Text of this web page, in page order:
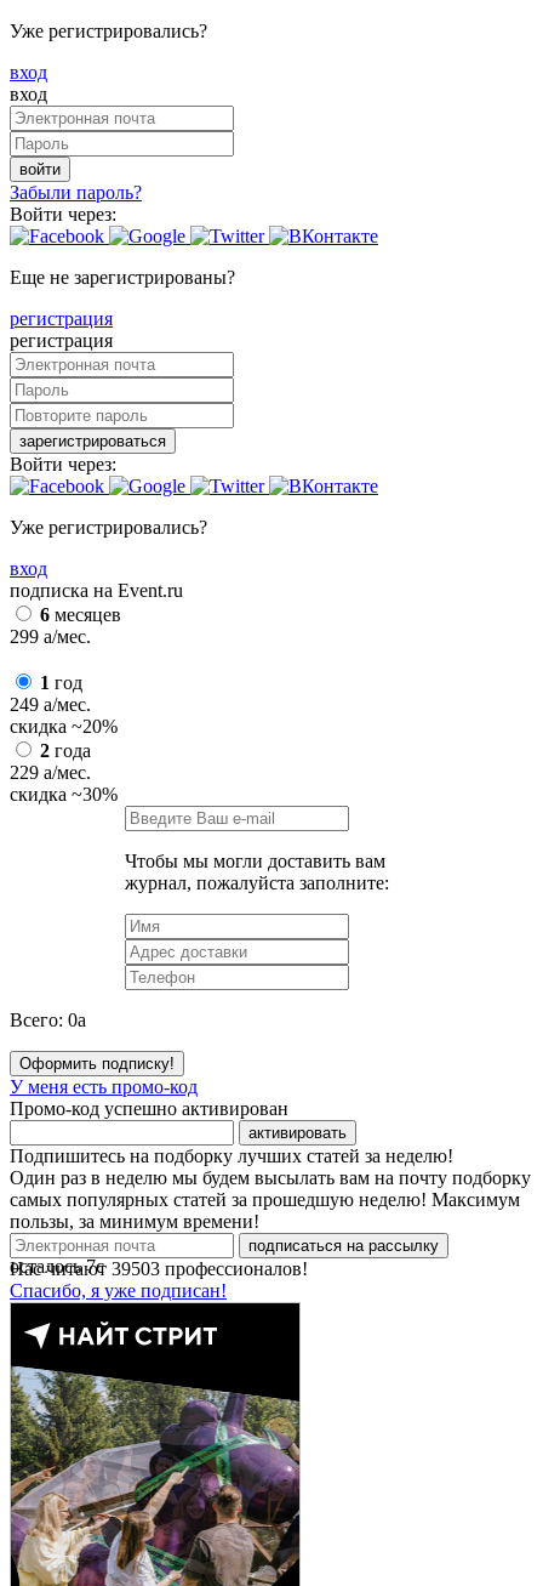
Уже регистрировались?
вход
вход
войти
Забыли пароль?
Войти через:
Еще не зарегистрированы?
регистрация
регистрация
зарегистрироваться
Войти через:
Уже регистрировались?
вход
подписка на Event.ru
6 месяцев
299 a/мес.
1 год
249 a/мес.
скидка ~20%
2 года
229 a/мес.
скидка ~30%
Чтобы мы могли доставить вам
журнал, пожалуйста заполните:
Всего: 0a
Оформить подписку!
У меня есть промо-код
Промо-код успешно активирован
активировать
Подпишитесь на подборку лучших статей за неделю!
Один раз в неделю мы будем высылать вам на почту подборку
самых популярных статей за прошедшую неделю! Максимум
пользы, за минимум времени!
подписаться на рассылку
Нас читают 39503 профессионалов!
Спасибо, я уже подписан!
осталось7с